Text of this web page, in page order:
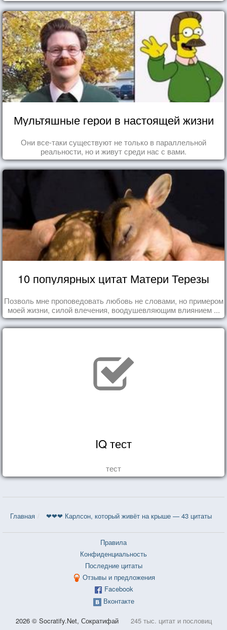
Мультяшные герои в настоящей жизни
Они все-таки существуют не только в параллельной
реальности, но и живут среди нас с вами.
10 популярных цитат Матери Терезы
Позволь мне проповедовать любовь не словами, но примером
моей жизни, силой влечения, воодушевляющим влиянием ...
IQ тест
тест
Главная ❤❤❤ Карлсон, который живёт на крыше — 43 цитаты
Правила
Конфиденциальность
Последние цитаты
Отзывы и предложения
Facebook
Вконтакте
2026 © Socratify.Net, Сократифай 245 тыс. цитат и пословиц